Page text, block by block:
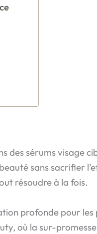
des sérums visage
sans sacrifier
résoudre à la fois.
profonde pour les
où la sur-